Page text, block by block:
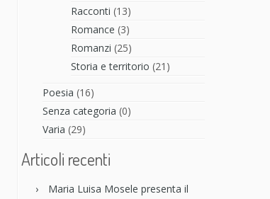
Racconti (13)
Romance (3)
Romanzi (25)
Storia e territorio (21)
Poesia (16)
Senza categoria (0)
Varia (29)
Articoli recenti
Maria Luisa Mosele presenta il